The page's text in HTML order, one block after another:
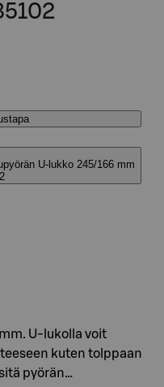
U-lukko 245/166 mm
U-lukolla voit
kuten tolppaan
pyörän…